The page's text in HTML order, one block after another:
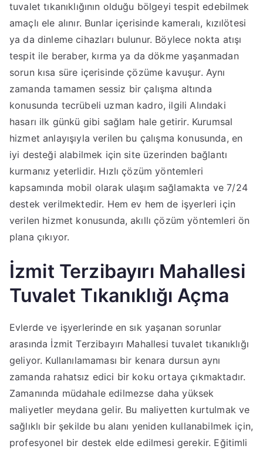
tuvalet tıkanıklığının olduğu bölgeyi tespit edebilmek
amaçlı ele alınır. Bunlar içerisinde kameralı, kızılötesi
ya da dinleme cihazları bulunur. Böylece nokta atışı
tespit ile beraber, kırma ya da dökme yaşanmadan
sorun kısa süre içerisinde çözüme kavuşur. Aynı
zamanda tamamen sessiz bir çalışma altında
konusunda tecrübeli uzman kadro, ilgili Alındaki
hasarı ilk günkü gibi sağlam hale getirir. Kurumsal
hizmet anlayışıyla verilen bu çalışma konusunda, en
iyi desteği alabilmek için site üzerinden bağlantı
kurmanız yeterlidir. Hızlı çözüm yöntemleri
kapsamında mobil olarak ulaşım sağlamakta ve 7/24
destek verilmektedir. Hem ev hem de işyerleri için
verilen hizmet konusunda, akıllı çözüm yöntemleri ön
plana çıkıyor.
İzmit Terzibayırı Mahallesi
Tuvalet Tıkanıklığı Açma
Evlerde ve işyerlerinde en sık yaşanan sorunlar
arasında İzmit Terzibayırı Mahallesi tuvalet tıkanıklığı
geliyor. Kullanılamaması bir kenara dursun aynı
zamanda rahatsız edici bir koku ortaya çıkmaktadır.
Zamanında müdahale edilmezse daha yüksek
maliyetler meydana gelir. Bu maliyetten kurtulmak ve
sağlıklı bir şekilde bu alanı yeniden kullanabilmek için,
profesyonel bir destek elde edilmesi gerekir. Eğitimli